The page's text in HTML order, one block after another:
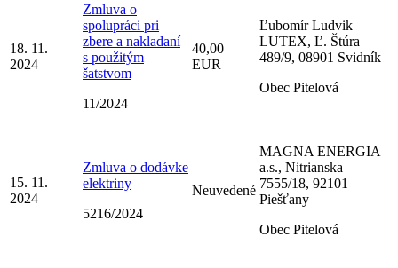
18. 11.
2024
Zmluva o
spolupráci pri
zbere a nakladaní
s použitým
šatstvom
11/2024
40,00
EUR
Ľubomír Ludvik
LUTEX, Ľ. Štúra
489/9, 08901 Svidník
Obec Pitelová
15. 11.
2024
Zmluva o dodávke
elektriny
5216/2024
Neuvedené
MAGNA ENERGIA
a.s., Nitrianska
7555/18, 92101
Piešťany
Obec Pitelová